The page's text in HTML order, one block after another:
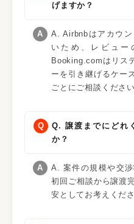
げますか？
A. Airbnbはアカウ
いため、レビュー
Booking.comはリス
ーを引き継げるケー
ごとにご相談ください
Q. 譲渡までにどれ
か？
A. 案件の規模や交渉
初回ご相談から譲渡
安としてお考えくださ